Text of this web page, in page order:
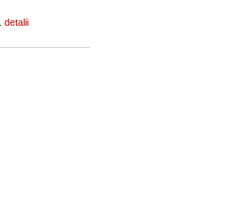
detalii